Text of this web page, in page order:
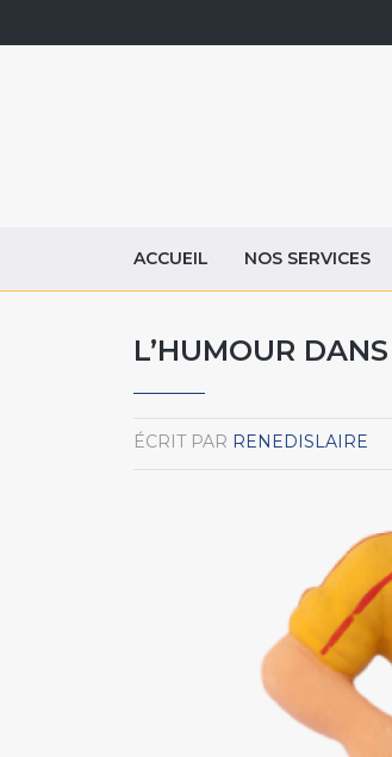
ACCUEIL NOS SERVICES
L’HUMOUR
ÉCRIT PAR RENEDISLAIRE